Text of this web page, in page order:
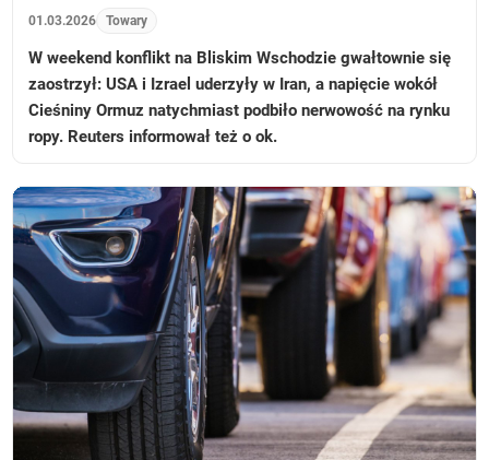
01.03.2026 Towary
W weekend konflikt na Bliskim Wschodzie gwałtownie się
zaostrzył: USA i Izrael uderzyły w Iran, a napięcie wokół
Cieśniny Ormuz natychmiast podbiło nerwowość na rynku
ropy. Reuters informował też o ok.